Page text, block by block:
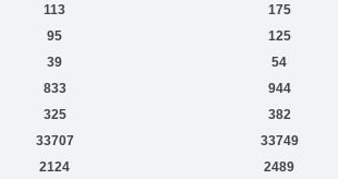
113 175
95 125
39 54
833 944
325 382
33707 33749
2124 2489